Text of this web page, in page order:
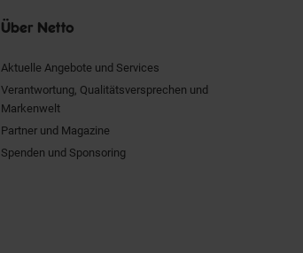
Über Netto
Aktuelle Angebote und Services
Verantwortung, Qualitätsversprechen und
Markenwelt
Partner und Magazine
Spenden und Sponsoring